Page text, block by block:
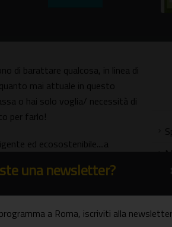
di barattare qualcosa, in linea di
mai attuale in questo
o hai solo voglia/ necessità di
per farlo!
ed ecosostenibile....a
una newsletter?
a Roma, iscriviti alla